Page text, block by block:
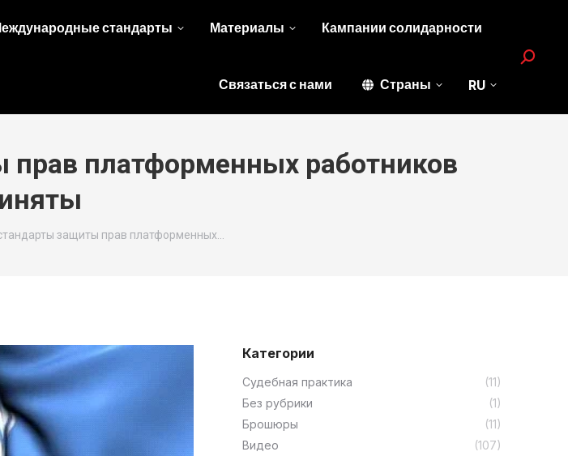
стандарты Материалы Кампании солидарности
Связаться с нами Страны RU
Search:
платформенных работников
защиты прав платформенных…
Категории
Cудебная практика
(11)
Без рубрики
(1)
Брошюры
(11)
Видео
(107)